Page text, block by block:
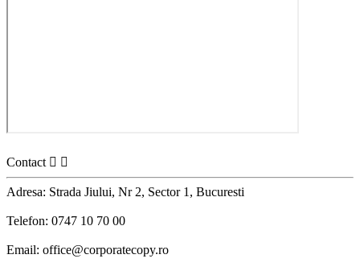
Contact  
Adresa: Strada Jiului, Nr 2, Sector 1, Bucuresti
Telefon: 0747 10 70 00
Email: office@corporatecopy.ro